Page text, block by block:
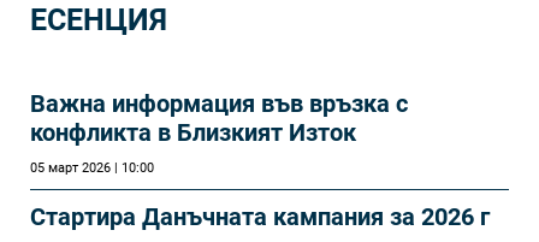
ЕСЕНЦИЯ
Важна информация във връзка с
конфликта в Близкият Изток
05 март 2026 | 10:00
Стартира Данъчната кампания за 2026 г